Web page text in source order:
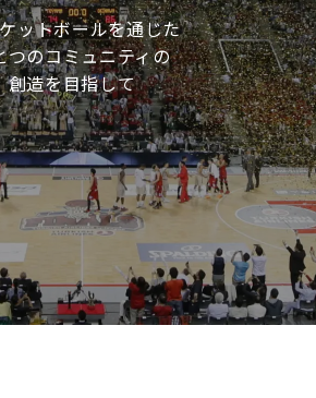
ットボールを通じた
つのコミュニティの
創造を目指して